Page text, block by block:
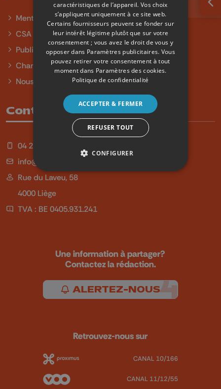
Mentions légales
CSA
Publicité
Charte sur l'égalité et la diversité
Nous contacter
Contact
04 254 99 99
info@qu4tre.be
Rue du Laveu, 58
4000 Liège
TVA : BE 0405.931.241
Une information à partager?
Contactez la rédaction.
ALERTEZ-NOUS
Retrouvez-nous sur
CANAL 10/166
CANAL 11/12/55
caractéristiques de l’appareil. Vos choix
s’appliquent uniquement à ce site web.
Certains fournisseurs peuvent se fonder sur
leur intérêt légitime plutôt que sur votre
consentement ; vous avez le droit de vous y
opposer dans Paramètres publicitaires. Vous
pouvez retirer votre consentement à tout
moment dans Paramètres des cookies.
Politique de confidentialité
ACCEPTER & FERMER
REFUSER TOUT
CONFIGURER